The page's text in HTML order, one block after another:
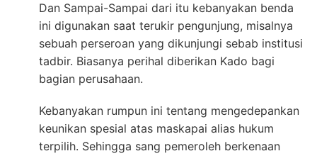
Dan Sampai-Sampai dari itu kebanyakan benda
ini digunakan saat terukir pengunjung, misalnya
sebuah perseroan yang dikunjungi sebab institusi
tadbir. Biasanya perihal diberikan Kado bagi
bagian perusahaan.
Kebanyakan rumpun ini tentang mengedepankan
keunikan spesial atas maskapai alias hukum
terpilih. Sehingga sang pemeroleh berkenaan